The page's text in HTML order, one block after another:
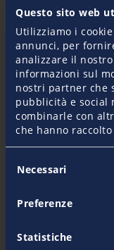
Questo sito web
Utilizziamo i
annunci, per
analizzare il
informazioni sul
nostri partner che
pubblicità e social
combinarle con
che hanno
delNecessari
Preferenze
Statistiche
La maggior parte
gallocce a cui
cime posso
di lupo”. È
sufficientemente
dal molo quando
attenzione a
adeguato, né
evitare danni.
che le cime di
Se necessario, si
con vecchi tubi
La gassa